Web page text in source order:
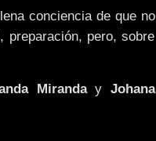
conciencia de que no
pero, sobre
Miranday Johana